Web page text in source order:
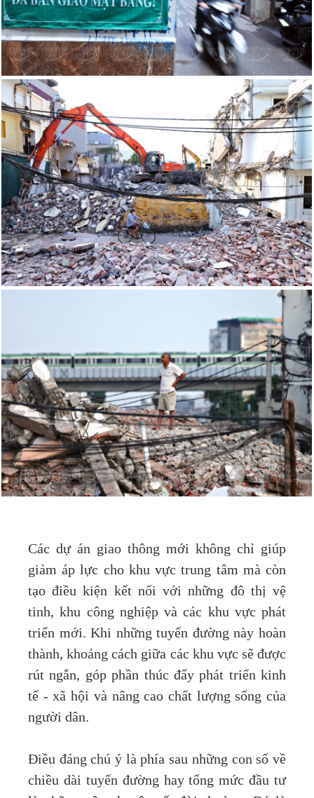
Các dự án giao thông mới không chỉ giúp
giảm áp lực cho khu vực trung tâm mà còn
tạo điều kiện kết nối với những đô thị vệ
tinh, khu công nghiệp và các khu vực phát
triển mới. Khi những tuyến đường này hoàn
thành, khoảng cách giữa các khu vực sẽ được
rút ngắn, góp phần thúc đẩy phát triển kinh
tế - xã hội và nâng cao chất lượng sống của
người dân.
Điều đáng chú ý là phía sau những con số về
chiều dài tuyến đường hay tổng mức đầu tư